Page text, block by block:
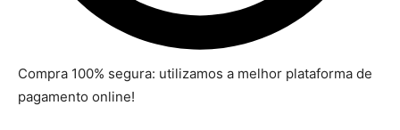
Compra 100% segura: utilizamos a melhor plataforma de
pagamento online!